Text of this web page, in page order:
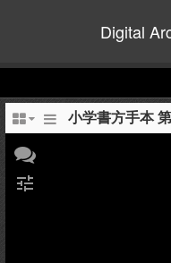
Digital
小学書方手本
tune